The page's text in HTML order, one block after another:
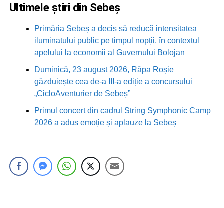
Ultimele știri din Sebeș
Primăria Sebeș a decis să reducă intensitatea
iluminatului public pe timpul nopții, în contextul
apelului la economii al Guvernului Bolojan
Duminică, 23 august 2026, Râpa Roșie
găzduiește cea de-a III-a ediție a concursului
„CicloAventurier de Sebeș”
Primul concert din cadrul String Symphonic Camp
2026 a adus emoție și aplauze la Sebeș